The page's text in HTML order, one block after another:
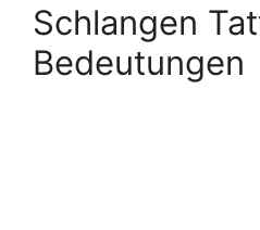
Schlangen
Bedeutungen